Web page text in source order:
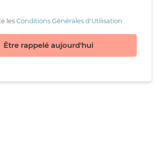
lesConditions Générales d'Utilisation
Être rappelé aujourd'hui